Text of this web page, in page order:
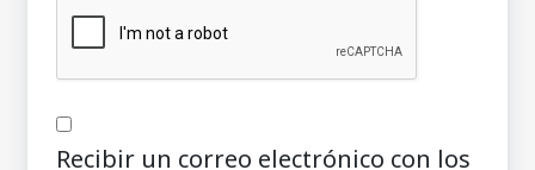
Recibir un correo electrónico con los